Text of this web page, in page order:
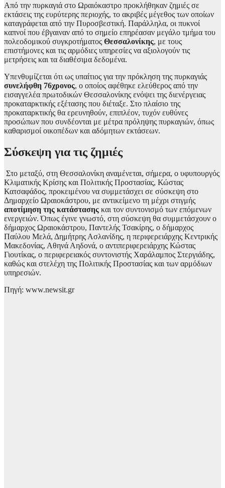
Από την πυρκαγιά στο Ωραιόκαστρο προκλήθηκαν ζημιές σε
εκτάσεις της ευρύτερης περιοχής, το ακριβές μέγεθος των οποίων
καταγράφεται από την Πυροσβεστική. Παράλληλα, οι πυκνοί
καπνοί που έβγαιναν από το σημείο επηρέασαν μεγάλο τμήμα του
πολεοδομικού συγκροτήματος Θεσσαλονίκης, με τους
επιστήμονες και τις αρμόδιες υπηρεσίες να αξιολογούν τις
μετρήσεις και τα διαθέσιμα δεδομένα.
Υπενθυμίζεται ότι ως υπαίτιος για την πρόκληση της πυρκαγιάς
συνελήφθη 76χρονος, ο οποίος αφέθηκε ελεύθερος από την
εισαγγελέα πρωτοδικών Θεσσαλονίκης ενόψει της διενέργειας
προκαταρκτικής εξέτασης που διέταξε. Στο πλαίσιο της
προκαταρκτικής θα ερευνηθούν, επιπλέον, τυχόν ευθύνες
προσώπων που συνδέονται με μέτρα πρόληψης πυρκαγιών, όπως
καθαρισμοί οικοπέδων και αδόμητων εκτάσεων.
Σύσκεψη για τις ζημιές
Στο μεταξύ, στη Θεσσαλονίκη αναμένεται, σήμερα, ο υφυπουργός
Κλιματικής Κρίσης και Πολιτικής Προστασίας, Κώστας
Κατσαφάδος, προκειμένου να συμμετάσχει σε σύσκεψη στο
Δημαρχείο Ωραιοκάστρου, με αντικείμενο τη μέχρι στιγμής
αποτίμηση της κατάστασης και τον συντονισμό των επόμενων
ενεργειών. Όπως έγινε γνωστό, στη σύσκεψη θα συμμετάσχουν ο
δήμαρχος Ωραιοκάστρου, Παντελής Τσακίρης, ο δήμαρχος
Παύλου Μελά, Δημήτρης Ασλανίδης, η περιφερειάρχης Κεντρικής
Μακεδονίας, Αθηνά Αηδονά, ο αντιπεριφερειάρχης Κώστας
Γιουτίκας, ο περιφερειακός συντονιστής Χαράλαμπος Στεργιάδης,
καθώς και στελέχη της Πολιτικής Προστασίας και των αρμόδιων
υπηρεσιών.
Πηγή: www.newsit.gr